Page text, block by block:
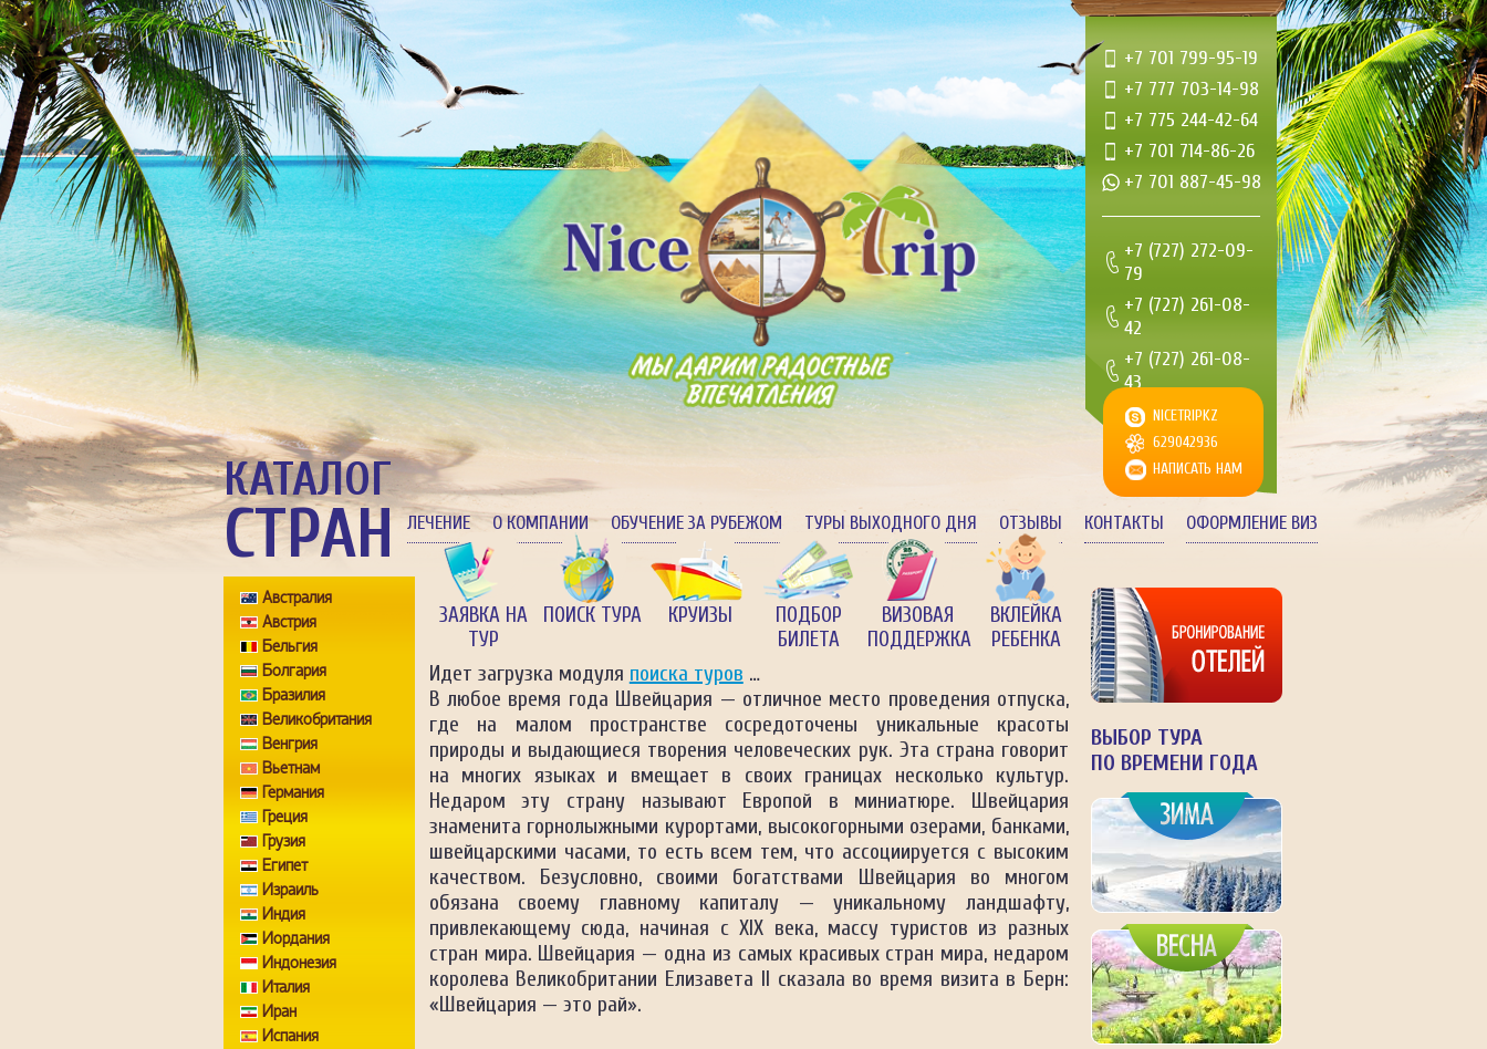
+7 701 799-95-19
+7 777 703-14-98
+7 775 244-42-64
+7 701 714-86-26
+7 701 887-45-98
+7 (727) 272-09-
79
+7 (727) 261-08-
42
+7 (727) 261-08-
43
+7 (727) 261-08-
44
NICETRIPKZ
629042936
НАПИСАТЬ НАМ
ЛЕЧЕНИЕ О КОМПАНИИ ОБУЧЕНИЕ ЗА РУБЕЖОМ ТУРЫ ВЫХОДНОГО ДНЯ ОТЗЫВЫ КОНТАКТЫ ОФОРМЛЕНИЕ ВИЗ
КАТАЛОГ
СТРАН
Австралия
Австрия
Бельгия
Болгария
Бразилия
Великобритания
Венгрия
Вьетнам
Германия
Греция
Грузия
Египет
Израиль
Индия
Иордания
Индонезия
Италия
Иран
Испания
ЗАЯВКА НА
ТУР
ПОИСК ТУРА КРУИЗЫ
ПОДБОР
БИЛЕТА
ВИЗОВАЯ
ПОДДЕРЖКА
ВКЛЕЙКА
РЕБЕНКА
Идет загрузка модуля поиска туров …
В любое время года Швейцария — отличное место проведения отпуска,
где на малом пространстве сосредоточены уникальные красоты
природы и выдающиеся творения человеческих рук. Эта страна говорит
на многих языках и вмещает в своих границах несколько культур.
Недаром эту страну называют Европой в миниатюре. Швейцария
знаменита горнолыжными курортами, высокогорными озерами, банками,
швейцарскими часами, то есть всем тем, что ассоциируется с высоким
качеством. Безусловно, своими богатствами Швейцария во многом
обязана своему главному капиталу — уникальному ландшафту,
привлекающему сюда, начиная с XIX века, массу туристов из разных
стран мира. Швейцария — одна из самых красивых стран мира, недаром
королева Великобритании Елизавета II сказала во время визита в Берн:
«Швейцария — это рай».
ВЫБОР ТУРА
ПО ВРЕМЕНИ ГОДА